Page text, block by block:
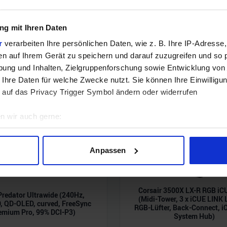
mit Ihren Daten
verarbeiten Ihre persönlichen Daten, wie z. B. Ihre IP-
auf Ihrem Gerät zu speichern und darauf zuzugreifen und so
und Inhalten, Zielgruppenforschung sowie Entwicklung
Daten für welche Zwecke nutzt. Sie können Ihre
das Privacy Trigger Symbol ändern oder widerrufen
wir auch gerne:
Lage erfassen, welche bis auf einige Meter genau
Ihre persönlichen Daten verarbeitet werden, und legen Sie
und Anzeigen zu personalisieren, Funktionen für soziale
zu analysieren. Außerdem geben wir Informationen zu
soziale Medien, Werbung und Analysen weiter. Unsere
Anpassen
Ultrawide (240Hz,
QD-OLED, curved, FreeSync
Pro, 99% DCI-P3)
Corsair 3500X LX-R RGB
(Midi-Tower, 3 x iCUE LINK
RGB-Lüfter, Back-Connect,
System Hub)